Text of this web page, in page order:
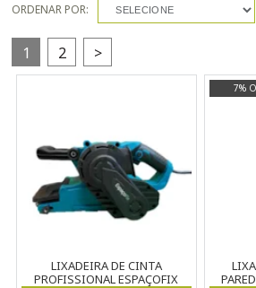
ORDENAR POR: SELECIONE
1 2 >
LIXADEIRA DE CINTA
PROFISSIONAL ESPAÇOFIX
7%